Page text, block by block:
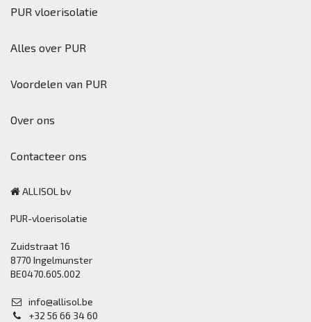
PUR vloerisolatie
Alles over PUR
Voordelen van PUR
Over ons
Contacteer ons
ALLISOL bv
PUR-vloerisolatie
Zuidstraat 16
8770 Ingelmunster
BE0470.605.002
info@allisol.be
+32 56 66 34 60